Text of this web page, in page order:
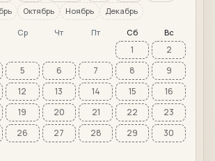
Октябрь Ноябрь Декабрь
Ср Чт Пт Сб Вс
1
2
5 6 7 8
9
12 13 14 15
16
19 20 21 22
23
26 27 28 29
30